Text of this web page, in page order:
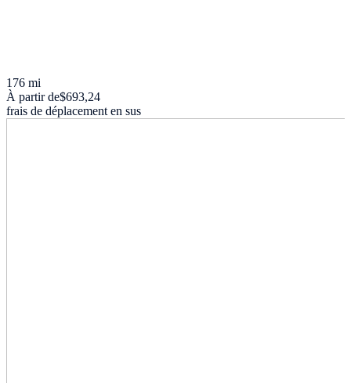
176 mi
À partir de$693,24
frais de déplacement en sus